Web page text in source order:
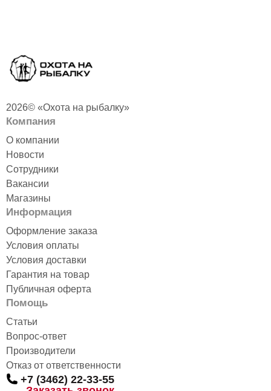
2026© «Охота на рыбалку»
Компания
О компании
Новости
Сотрудники
Вакансии
Магазины
Информация
Оформление заказа
Условия оплаты
Условия доставки
Гарантия на товар
Публичная оферта
Помощь
Статьи
Вопрос-ответ
Производители
Отказ от ответственности
+7 (3462) 22-33-55